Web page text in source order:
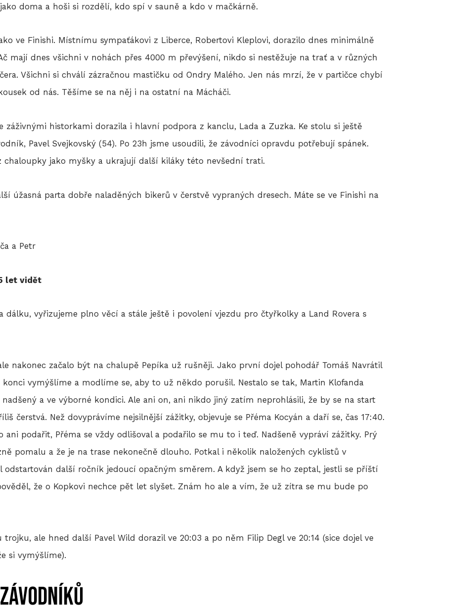
doma a hoši si rozdělí, kdo spí v sauně a kdo v mačkárně.
ve Finishi. Místnímu sympaťákovi z Liberce, Robertovi Kleplovi, dorazilo dnes minimálně
mají dnes všichni v nohách přes 4000 m převýšení, nikdo si nestěžuje na trať a v různých
Všichni si chválí zázračnou mastičku od Ondry Malého. Jen nás mrzí, že v partičce chybí
od nás. Těšíme se na něj i na ostatní na Mácháči.
záživnými historkami dorazila i hlavní podpora z kanclu, Lada a Zuzka. Ke stolu si ještě
Pavel Svejkovský (54). Po 23h jsme usoudili, že závodníci opravdu potřebují spánek.
chaloupky jako myšky a ukrajují další kiláky této nevšední trati.
úžasná parta dobře naladěných bikerů v čerstvě vypraných dresech. Máte se ve Finishi na
a Petr
let vidět
dálku, vyřizujeme plno věcí a stále ještě i povolení vjezdu pro čtyřkolky a Land Rovera s
nakonec začalo být na chalupě Pepíka už rušněji. Jako první dojel pohodář Tomáš Navrátil
konci vymýšlíme a modlíme se, aby to už někdo porušil. Nestalo se tak, Martin Klofanda
nadšený a ve výborné kondici. Ale ani on, ani nikdo jiný zatím neprohlásili, že by se na start
čerstvá. Než dovyprávíme nejsilnější zážitky, objevuje se Přéma Kocyán a daří se, čas 17:40.
podařit, Přéma se vždy odlišoval a podařilo se mu to i teď. Nadšeně vypráví zážitky. Prý
pomalu a že je na trase nekonečně dlouho. Potkal i několik naložených cyklistů v
odstartován další ročník jedoucí opačným směrem. A když jsem se ho zeptal, jestli se příští
že o Kopkovi nechce pět let slyšet. Znám ho ale a vím, že už zítra se mu bude po
ale hned další Pavel Wild dorazil ve 20:03 a po něm Filip Degl ve 20:14 (sice dojel ve
si vymýšlíme).